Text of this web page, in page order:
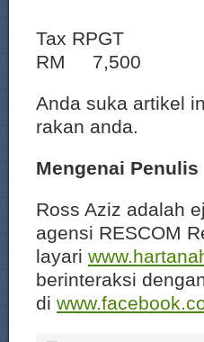
Tax
RM 7,500
Anda suka artikel
rakan anda.
Mengenai Penulis
Ross Aziz adalah
agensi RESCOM
layari
berinteraksi
di